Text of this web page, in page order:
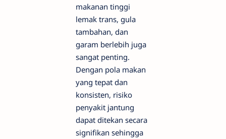
makanan tinggi
lemak trans, gula
tambahan, dan
garam berlebih juga
sangat penting.
Dengan pola makan
yang tepat dan
konsisten, risiko
penyakit jantung
dapat ditekan secara
signifikan sehingga